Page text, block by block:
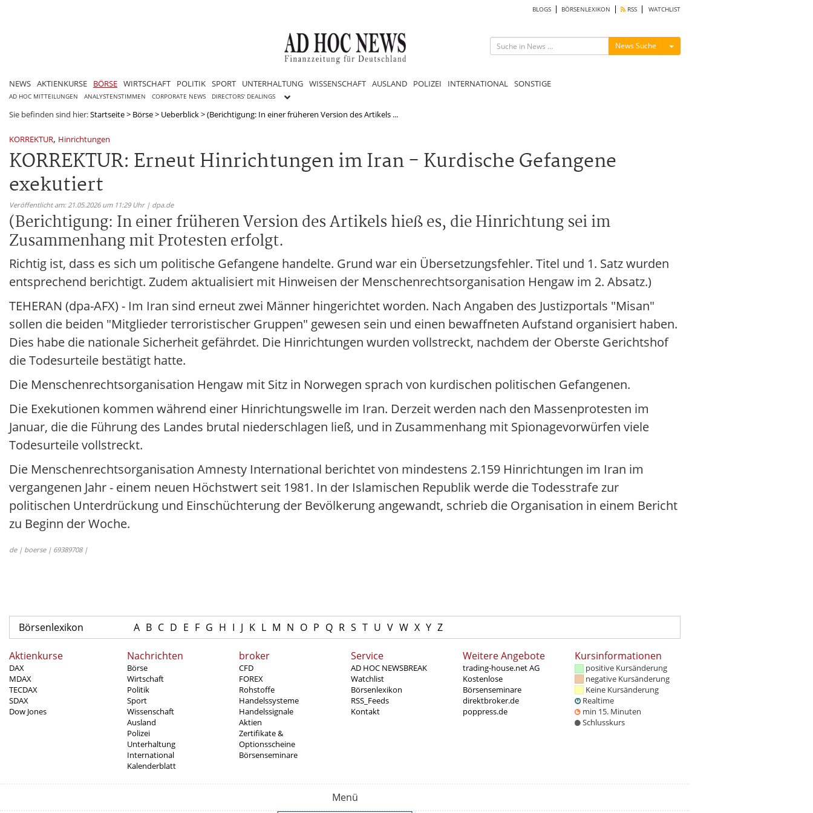
BLOGS BÖRSENLEXIKON RSS WATCHLIST
News Suche Menü ein-/ausblenden
NEWS AKTIENKURSE BÖRSE WIRTSCHAFT POLITIK SPORT UNTERHALTUNG WISSENSCHAFT AUSLAND POLIZEI INTERNATIONAL SONSTIGE
AD HOC MITTEILUNGEN ANALYSTENSTIMMEN CORPORATE NEWS DIRECTORS' DEALINGS
Sie befinden sind hier:Startseite> Börse> Ueberblick>(Berichtigung: In einer früheren Version des Artikels ...
KORREKTUR, Hinrichtungen
KORREKTUR: Erneut Hinrichtungen im Iran - Kurdische Gefangene
exekutiert
Veröffentlicht am: 21.05.2026 um 11:29 Uhr | dpa.de
(Berichtigung: In einer früheren Version des Artikels hieß es, die Hinrichtung sei im
Zusammenhang mit Protesten erfolgt.
Richtig ist, dass es sich um politische Gefangene handelte. Grund war ein Übersetzungsfehler. Titel und 1. Satz wurden
entsprechend berichtigt. Zudem aktualisiert mit Hinweisen der Menschenrechtsorganisation Hengaw im 2. Absatz.)
TEHERAN (dpa-AFX) - Im Iran sind erneut zwei Männer hingerichtet worden. Nach Angaben des Justizportals "Misan"
sollen die beiden "Mitglieder terroristischer Gruppen" gewesen sein und einen bewaffneten Aufstand organisiert haben.
Dies habe die nationale Sicherheit gefährdet. Die Hinrichtungen wurden vollstreckt, nachdem der Oberste Gerichtshof
die Todesurteile bestätigt hatte.
Die Menschenrechtsorganisation Hengaw mit Sitz in Norwegen sprach von kurdischen politischen Gefangenen.
Die Exekutionen kommen während einer Hinrichtungswelle im Iran. Derzeit werden nach den Massenprotesten im
Januar, die die Führung des Landes brutal niederschlagen ließ, und in Zusammenhang mit Spionagevorwürfen viele
Todesurteile vollstreckt.
Die Menschenrechtsorganisation Amnesty International berichtet von mindestens 2.159 Hinrichtungen im Iran im
vergangenen Jahr - einem neuen Höchstwert seit 1981. In der Islamischen Republik werde die Todesstrafe zur
politischen Unterdrückung und Einschüchterung der Bevölkerung angewandt, schrieb die Organisation in einem Bericht
zu Beginn der Woche.
de | boerse | 69389708 |
Börsenlexikon A B C D E F G H I J K L M N O P Q R S T U V W X Y Z
Aktienkurse
DAX
MDAX
TECDAX
SDAX
Dow Jones
Nachrichten
Börse
Wirtschaft
Politik
Sport
Wissenschaft
Ausland
Polizei
Unterhaltung
International
Kalenderblatt
broker
CFD
FOREX
Rohstoffe
Handelssysteme
Handelssignale
Aktien
Zertifikate &
Optionsscheine
Börsenseminare
Service
AD HOC NEWSBREAK
Watchlist
Börsenlexikon
RSS_Feeds
Kontakt
Weitere Angebote
trading-house.net AG
Kostenlose
Börsenseminare
direktbroker.de
poppress.de
Kursinformationen
positive Kursänderung
negative Kursänderung
Keine Kursänderung
Realtime
min 15. Minuten
Schlusskurs
Menü